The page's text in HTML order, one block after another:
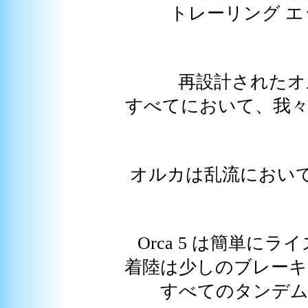
トレーリング
再設計された
すべてにおいて、我
オルカは乱流におい
Orca 5 は簡単にラ
着陸は少しのブレー
すべてのタンデ